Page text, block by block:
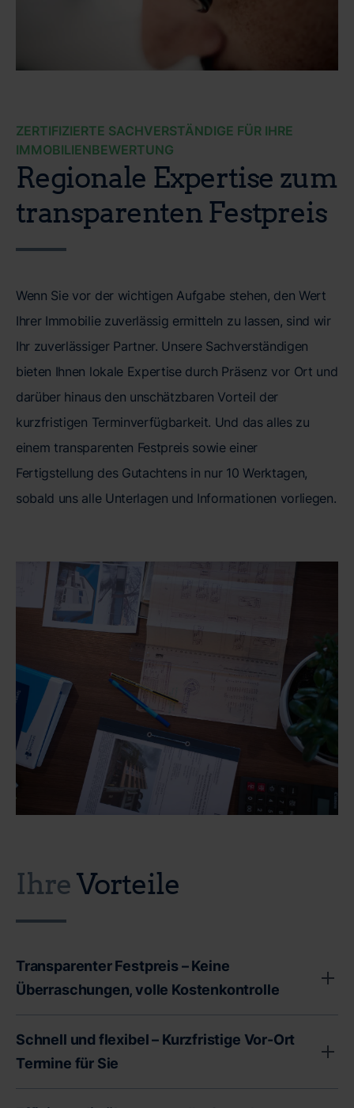
ZERTIFIZIERTE SACHVERSTÄNDIGE FÜR IHRE
IMMOBILIENBEWERTUNG
Regionale Expertise zum
transparenten Festpreis
Wenn Sie vor der wichtigen Aufgabe stehen, den Wert
Ihrer Immobilie zuverlässig ermitteln zu lassen, sind wir
Ihr zuverlässiger Partner. Unsere Sachverständigen
bieten Ihnen lokale Expertise durch Präsenz vor Ort und
darüber hinaus den unschätzbaren Vorteil der
kurzfristigen Terminverfügbarkeit. Und das alles zu
einem transparenten Festpreis sowie einer
Fertigstellung des Gutachtens in nur 10 Werktagen,
sobald uns alle Unterlagen und Informationen vorliegen.
IhreVorteile
Transparenter Festpreis – Keine
Überraschungen, volle Kostenkontrolle
Kostenkontrolle - ohne versteckte Gebühren oder
unerwartete Zusatzkosten. Als Immobilienbesitzer
stehen Sie oft vor wichtigen finanziellen
Schnell und flexibel – Kurzfristige Vor-Ort
Termine für Sie